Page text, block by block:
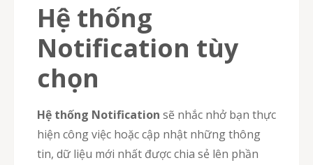
Hệ thống
Notification tùy
chọn
Hệ thống Notification sẽ nhắc nhở bạn thực
hiện công việc hoặc cập nhật những thông
tin, dữ liệu mới nhất được chia sẻ lên phần